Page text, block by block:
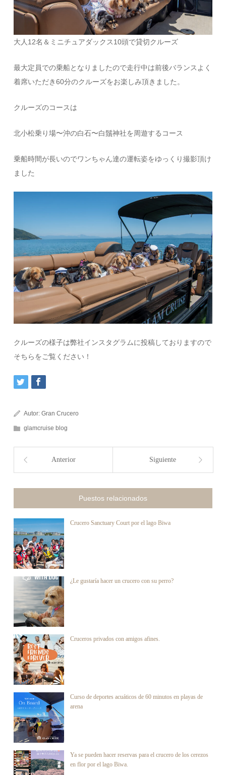
大人12名＆ミニチュアダックス10頭で貸切クルーズ
最大定員での乗船となりましたので走行中は前後バランスよく
着席いただき60分のクルーズをお楽しみ頂きました。
クルーズのコースは
北小松乗り場〜沖の白石〜白鬚神社を周遊するコース
乗船時間が長いのでワンちゃん達の運転姿をゆっくり撮影頂け
ました
クルーズの様子は弊社インスタグラムに投稿しておりますので
そちらをご覧ください！
Autor:Gran Crucero
glamcruise blog
Anterior Siguiente
Puestos relacionados
Crucero Sanctuary Court por el lago Biwa
¿Le gustaría hacer un crucero con su perro?
Cruceros privados con amigos afines.
Curso de deportes acuáticos de 60 minutos en playas de
arena
Ya se pueden hacer reservas para el crucero de los cerezos
en flor por el lago Biwa.